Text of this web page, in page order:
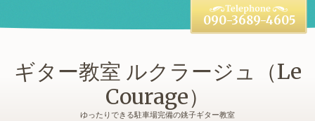
ギター教室 ルクラージュ（Le
Courage）
ゆったりできる駐車場完備の銚子ギター教室
090-3689-4605